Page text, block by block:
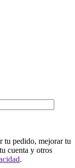
tu pedido, mejorar tu
cuenta y otros
.